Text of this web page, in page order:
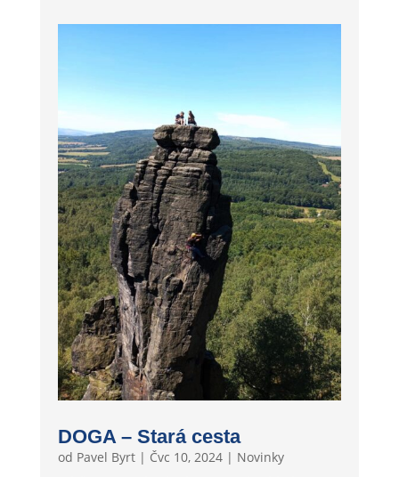
DOGA – Stará cesta
od Pavel Byrt| Čvc 10, 2024| Novinky